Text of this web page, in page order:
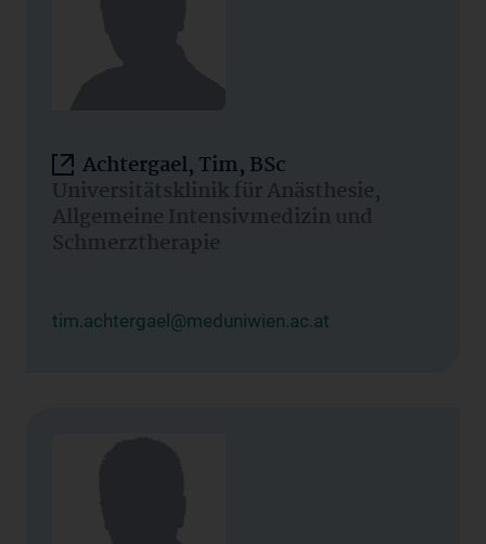
Achtergael, Tim, BSc
Universitätsklinik für Anästhesie,
Allgemeine Intensivmedizin und
Schmerztherapie
tim.achtergael@meduniwien.ac.at